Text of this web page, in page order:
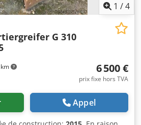
1 /4
G 310
6 500 €
prix fixe hors TVA
Appel